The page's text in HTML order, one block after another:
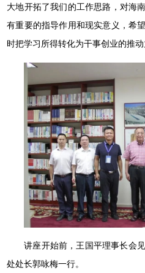
大地开拓了我们的工作思路，对海
有重要的指导作用和现实意义，希
时把学习所得转化为干事创业的推动
讲座开始前，王国平理事长会
处处长郭咏梅一行。